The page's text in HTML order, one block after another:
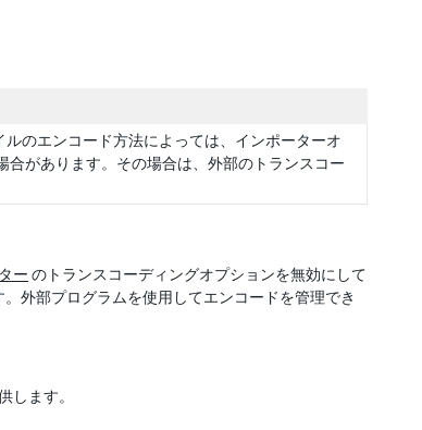
のエンコード方法によっては、インポーターオ
があります。その場合は、外部のトランスコー
ー のトランスコーディングオプションを無効にして
外部プログラムを使用してエンコードを管理でき
します。